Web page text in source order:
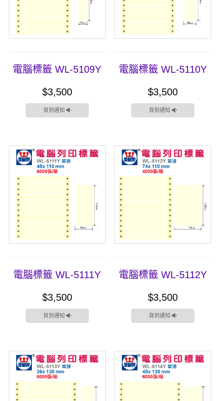
電腦標籤 WL-5109Y
$3,500
貨到通知
電腦標籤 WL-5110Y
$3,500
貨到通知
電腦標籤 WL-5111Y
$3,500
貨到通知
電腦標籤 WL-5112Y
$3,500
貨到通知